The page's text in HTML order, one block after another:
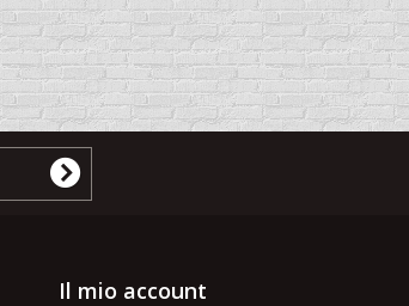
Il mio account